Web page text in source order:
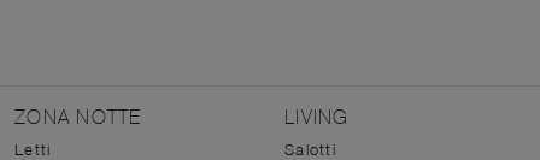
ZONA NOTTE
Letti
LIVING
Salotti